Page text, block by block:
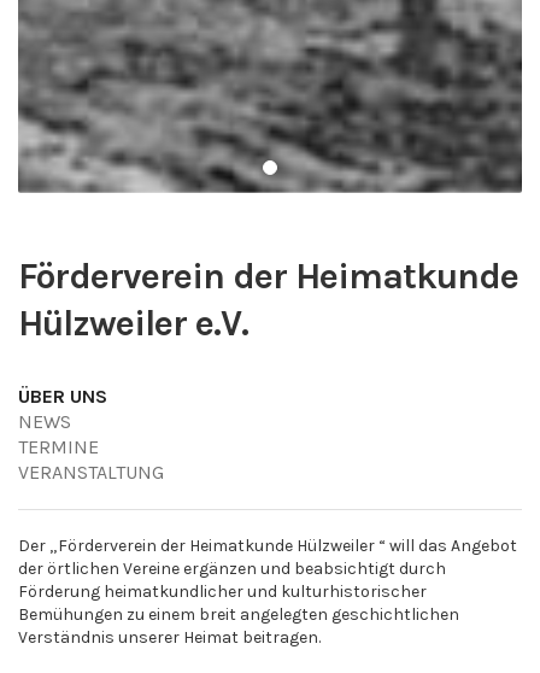
Förderverein der Heimatkunde
Hülzweiler e.V.
ÜBER UNS
NEWS
TERMINE
VERANSTALTUNG
Der „Förderverein der Heimatkunde Hülzweiler “ will das Angebot
der örtlichen Vereine ergänzen und beabsichtigt durch
Förderung heimatkundlicher und kulturhistorischer
Bemühungen zu einem breit angelegten geschichtlichen
Verständnis unserer Heimat beitragen.